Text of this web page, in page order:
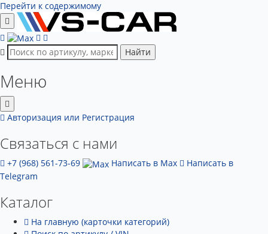
Перейти к содержимому
Найти
Меню
Авторизация или Регистрация
Связаться с нами
+7 (968) 561-73-69 Написать в Max
Написать в
Telegram
Каталог
На главную (карточки категорий)